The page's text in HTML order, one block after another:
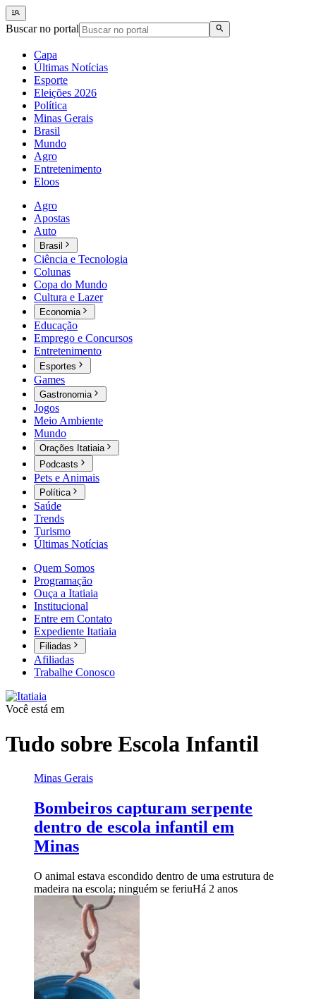
Buscar no portal
Capa
Últimas Notícias
Esporte
Eleições 2026
Política
Minas Gerais
Brasil
Mundo
Agro
Entretenimento
Eloos
Agro
Apostas
Auto
Brasil
Ciência e Tecnologia
Colunas
Copa do Mundo
Cultura e Lazer
Economia
Educação
Emprego e Concursos
Entretenimento
Esportes
Games
Gastronomia
Jogos
Meio Ambiente
Mundo
Orações Itatiaia
Podcasts
Pets e Animais
Política
Saúde
Trends
Turismo
Últimas Notícias
Quem Somos
Programação
Ouça a Itatiaia
Institucional
Entre em Contato
Expediente Itatiaia
Filiadas
Afiliadas
Trabalhe Conosco
Você está em
Tudo sobre Escola Infantil
Minas Gerais
Bombeiros capturam serpente
dentro de escola infantil em
Minas
O animal estava escondido dentro de uma estrutura de
madeira na escola; ninguém se feriuHá 2 anos